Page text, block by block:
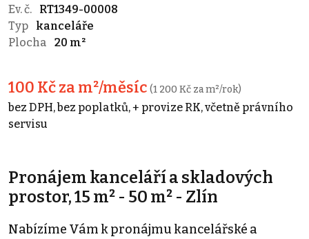
Ev. č.
RT1349-00008
Typ
kanceláře
Plocha
20 m²
100 Kč za m²/měsíc (1 200 Kč za m²/rok)
bez DPH, bez poplatků, + provize RK, včetně právního
servisu
Pronájem kanceláří a skladových
prostor, 15 m² - 50 m² - Zlín
Nabízíme Vám k pronájmu kancelářské a